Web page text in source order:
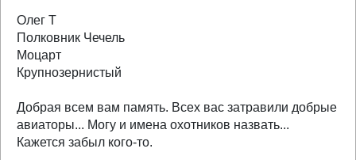
Олег Т
Полковник Чечель
Моцарт
Крупнозернистый
Добрая всем вам память. Всех вас затравили добрые
авиаторы... Могу и имена охотников назвать...
Кажется забыл кого-то.